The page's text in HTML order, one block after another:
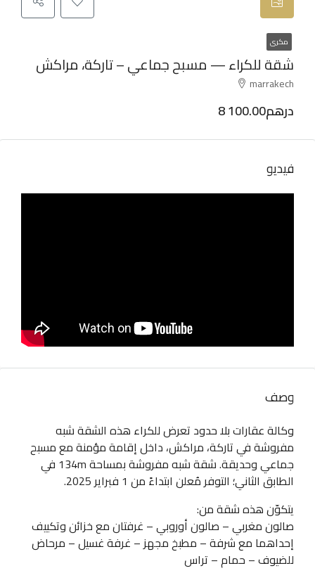
مكرى
شقة للكراء — مسبح جماعي – تاركة، مراكش
marrakech
8 100.00درهم
فيديو
وصف
وكالة عقارات بلا حدود تعرض للكراء هذه الشقة شبه
مفروشة في تاركة، مراكش، داخل إقامة مؤمنة مع مسبح
جماعي وحديقة. شقة شبه مفروشة بمساحة 134m في
الطابق الثاني؛ التوفر مُعلن ابتداءً من 1 فبراير 2025.
يتكوّن هذه شقة من:
صالون مغربي – صالون أوروبي – غرفتان مع خزائن وتكييف
إحداهما مع شرفة – مطبخ مجهز – غرفة غسيل – مرحاض
للضيوف – حمام – تراس